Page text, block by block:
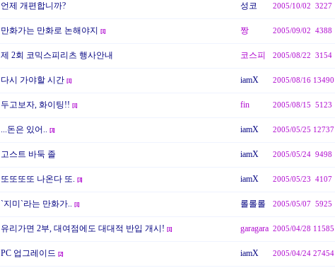
언제 개편합니까? 성코 2005/10/02 3227
만화가는 만화로 논해야지 [1] 짱 2005/09/02 4388
제 2회 코믹스피리츠 행사안내 코스피 2005/08/22 3154
다시 가야할 시간 [1] iamX 2005/08/1613490
두고보자, 화이팅!! [1] fin 2005/08/15 5123
...돈은 있어.. [3] iamX 2005/05/25 12737
고스트 바둑 졸 iamX 2005/05/24 9498
또또또또 나온다 또. [3] iamX 2005/05/23 4107
`지미`라는 만화가.. [1] 롤롤롤 2005/05/07 5925
유리가면 2부, 대여점에도 대대적 반입 개시! [1] garagara 2005/04/28 11585
PC 업그레이드 [2] iamX 2005/04/2427454